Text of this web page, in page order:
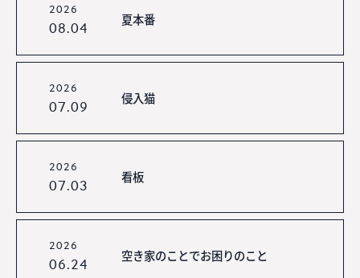
2026
08.04 夏本番
2026
07.09 侵入猫
2026
07.03 看板
2026
06.24 空き家のことでお困りのこと